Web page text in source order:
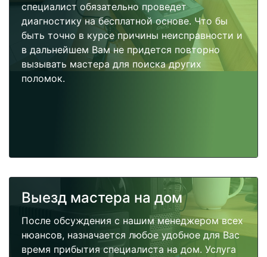
специалист обязательно проведет
диагностику на бесплатной основе. Что бы
быть точно в курсе причины неисправности и
в дальнейшем Вам не придется повторно
вызывать мастера для поиска других
поломок.
Выезд мастера на дом
После обсуждения с нашим менеджером всех
нюансов, назначается любое удобное для Вас
время прибытия специалиста на дом. Услуга